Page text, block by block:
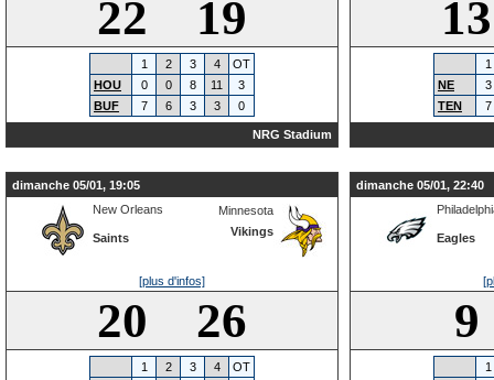
22 19
1 2 3 4
OT
HOU
0 0 8 11
3
BUF
7 6 3 3 0
NRG Stadium
1
NE
3
TEN
7
dimanche 05/01, 19:05
New Orleans
Saints
Minnesota
Vikings
[plus d'infos]
20 26
1 2 3 4
OT
dimanche 05/01, 22:40
Eagles
1